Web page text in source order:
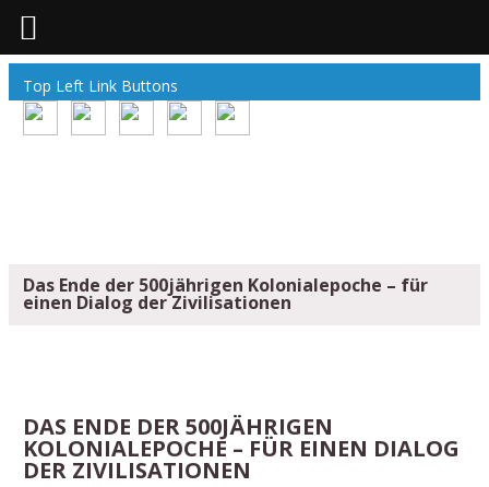
Top Left Link Buttons
Das Ende der 500jährigen Kolonialepoche – für
einen Dialog der Zivilisationen
DAS ENDE DER 500JÄHRIGEN
KOLONIALEPOCHE – FÜR EINEN DIALOG
DER ZIVILISATIONEN